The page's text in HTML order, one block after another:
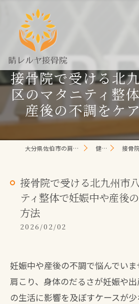
接骨院で受ける北
区のマタニティ整
産後の不調をケ
大分県佐伯市の肩こり/頭痛/腰痛 なら晴レルヤ整体院 健康コラム 接骨院で受ける
接骨院で受ける北九州市
ティ整体で妊娠中や産後
方法
2026/02/02
妊娠中や産後の不調で悩んでい
肩こり、身体のだるさが妊娠や
の生活に影響を及ぼすケースが